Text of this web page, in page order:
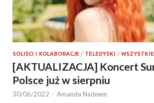
SOLIŚCI I KOLABORACJE / TELEDYSKI /
[AKTUALIZACJA] Koncert
Polsce już w sierpniu
30/06/2022 - Amanda Nadeem